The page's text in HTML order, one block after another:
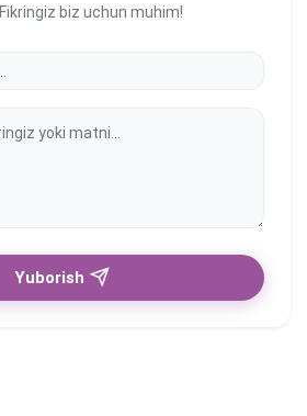
Fikringiz biz uchun muhim!
Yuborish